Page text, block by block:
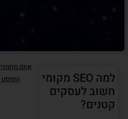
למה SEO מקומי
חשוב לעסקים
קטנים?
אתם